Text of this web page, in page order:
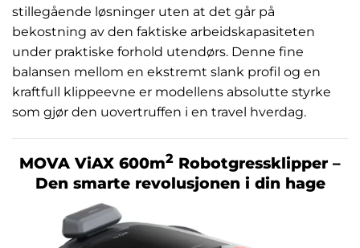
stillegående løsninger uten at det går på
bekostning av den faktiske arbeidskapasiteten
under praktiske forhold utendørs. Denne fine
balansen mellom en ekstremt slank profil og en
kraftfull klippeevne er modellens absolutte styrke
som gjør den uovertruffen i en travel hverdag.
MOVA ViAX 600m2 Robotgressklipper –
Den smarte revolusjonen i din hage